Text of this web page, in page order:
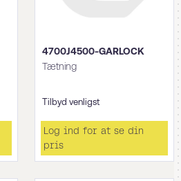
4700J4500-GARLOCK
Tætning
Tilbyd venligst
Log ind for at se din
pris